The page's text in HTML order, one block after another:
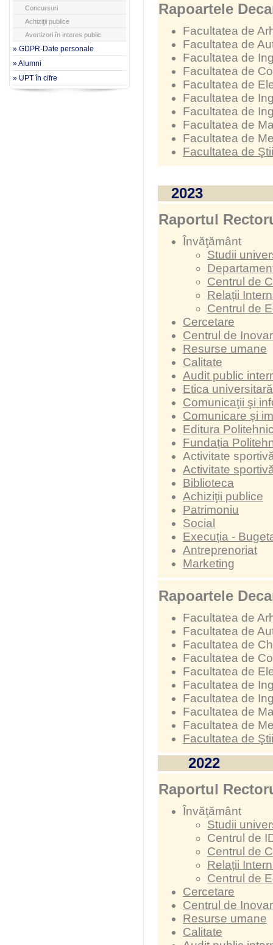
Concursuri
Achiziţii publice
Avertizori în interes public
» GDPR-Date personale
» Alumni
» UPT în cifre
Rapoartele
Facultatea de
Facultatea de
Facultatea de
Facultatea de
Facultatea de
Facultatea de
Facultatea de
Facultatea de
Facultatea de
Facultatea de
2023
Raportul
Învăţământ
Studii
Centrul de
Relații
Centrul de
Cercetare
Centrul de
Resurse umane
Calitate
Audit public
Etica universitară
Comunicaţii şi
Comunicare și
Editura
Fundația
Activitate
Activitate
Biblioteca
Achiziţii publice
Patrimoniu
Social
Execuția -
Antreprenoriat
Marketing
Rapoartele
Facultatea de
Facultatea de
Facultatea de
Facultatea de
Facultatea de
Facultatea de
Facultatea de
Facultatea de
Facultatea de
Facultatea de
2022
Raportul
Învăţământ
Studii
Centrul de
Centrul de
Relații
Centrul de
Cercetare
Centrul de
Resurse umane
Calitate